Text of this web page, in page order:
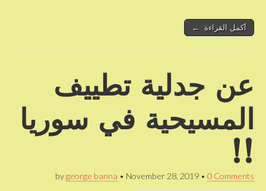
أكمل القراءة ←
عن جدلية تطييف
المسيحية في سوريا
!!
bygeorge banna • November 28, 2019 • 0 Comments